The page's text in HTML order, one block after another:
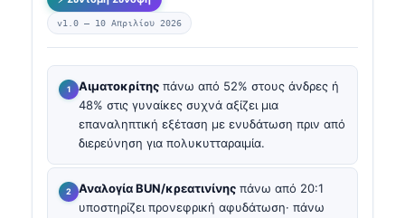
v1.0 — 10 Απριλίου 2026
Αιματοκρίτης πάνω από 52% στους άνδρες ή
48% στις γυναίκες συχνά αξίζει μια
επαναληπτική εξέταση με ενυδάτωση πριν από
διερεύνηση για πολυκυτταραιμία.
Αναλογία BUN/κρεατινίνης πάνω από 20:1
υποστηρίζει προνεφρική αφυδάτωση· πάνω